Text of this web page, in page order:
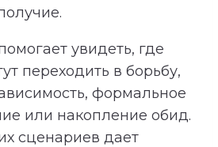
увидеть, где
переходить в борьбу,
формальное
или накопление обид.
сценариев дает